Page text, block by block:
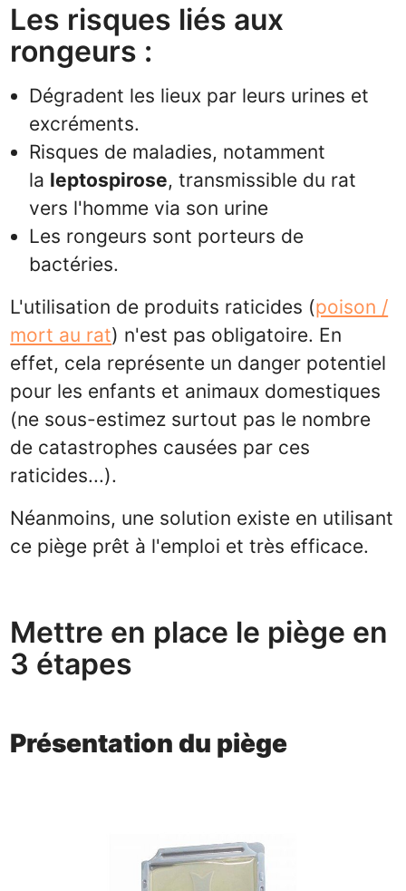
Les risques liés aux
rongeurs :
Dégradent les lieux par leurs urines et
excréments.
Risques de maladies, notamment
la leptospirose, transmissible du rat
vers l'homme via son urine
Les rongeurs sont porteurs de
bactéries.
L'utilisation de produits raticides (poison /
mort au rat) n'est pas obligatoire. En
effet, cela représente un danger potentiel
pour les enfants et animaux domestiques
(ne sous-estimez surtout pas le nombre
de catastrophes causées par ces
raticides...).
Néanmoins, une solution existe en utilisant
ce piège prêt à l'emploi et très efficace.
Mettre en place le piège en
3 étapes
Présentation du piège